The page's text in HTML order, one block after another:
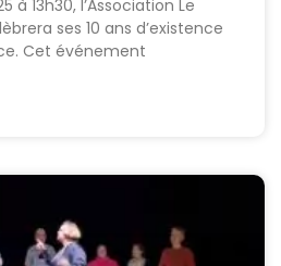
à 13h30, l’Association Le
ses 10 ans d’existence
Cet événement